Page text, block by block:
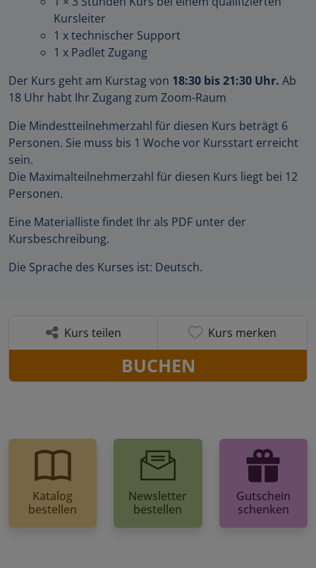
Kursleiter
1 x technischer Support
1 x Padlet Zugang
Der Kurs geht am Kurstag von 18:30 bis 21:30 Uhr. Ab
18 Uhr habt Ihr Zugang zum Zoom-Raum
Die Mindestteilnehmerzahl für diesen Kurs beträgt 6
Personen. Sie muss bis 1 Woche vor Kursstart erreicht
sein.
Die Maximalteilnehmerzahl für diesen Kurs liegt bei 12
Personen.
Eine Materialliste findet Ihr als PDF unter der
Kursbeschreibung.
Die Sprache des Kurses ist: Deutsch.
Kurs teilen Kurs merken
BUCHEN
Katalog
bestellen
Newsletter
bestellen
Gutschein
schenken